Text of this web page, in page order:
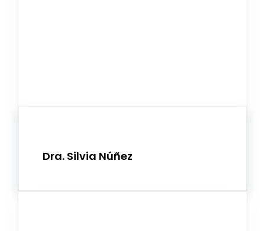
Dra. Silvia Núñez